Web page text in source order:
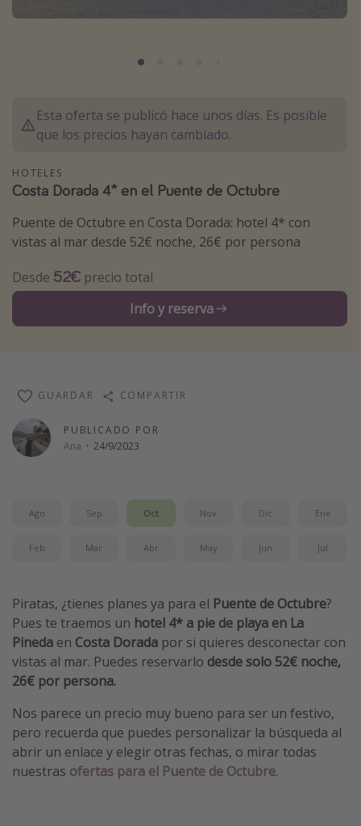
Marruecos
Maldivas
Inspiración para viajes
Camping
Viajes en tren
Viajar sola como mujer
Ofertas para Vacaciones Activas
Viajes para singles
Escapadas románticas
Trabajar en el extranjero
Parques de atracciones
Viaja con musicales
El Rey León el musical
Harry Potter en Londres y otros destinos
Eventos deportivos
Esta oferta se publicó hace unos días. Es posible
que los precios hayan cambiado.
HOTELES
Costa Dorada 4* en el Puente de Octubre
Puente de Octubre en Costa Dorada: hotel 4* con
vistas al mar desde 52€ noche, 26€ por persona
Desde 52€ precio total
Info y reserva
PUBLICADO POR
Ana · 24/9/2023
GUARDAR COMPARTIR
Ago Sep Oct Nov Dic Ene
Feb Mar Abr May Jun Jul
Piratas, ¿tienes planes ya para el Puente de Octubre?
Pues te traemos un hotel 4* a pie de playa en La
Pineda en Costa Dorada por si quieres desconectar con
vistas al mar. Puedes reservarlo desde solo 52€ noche,
26€ por persona.
Nos parece un precio muy bueno para ser un festivo,
pero recuerda que puedes personalizar la búsqueda al
abrir un enlace y elegir otras fechas, o mirar todas
nuestras ofertas para el Puente de Octubre.